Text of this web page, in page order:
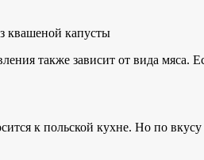
квашеной капусты
также зависит от вида мяса.
к польской кухне. Но по